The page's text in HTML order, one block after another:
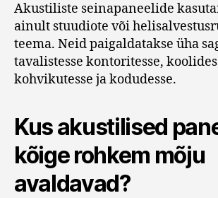
Akustiliste seinapaneelide
ainult stuudiote või
teema. Neid paigaldatakse üha
tavalistesse kontoritesse,
kohvikutesse ja kodudesse.
Kus akustilised
kõige rohkem mõju
avaldavad?